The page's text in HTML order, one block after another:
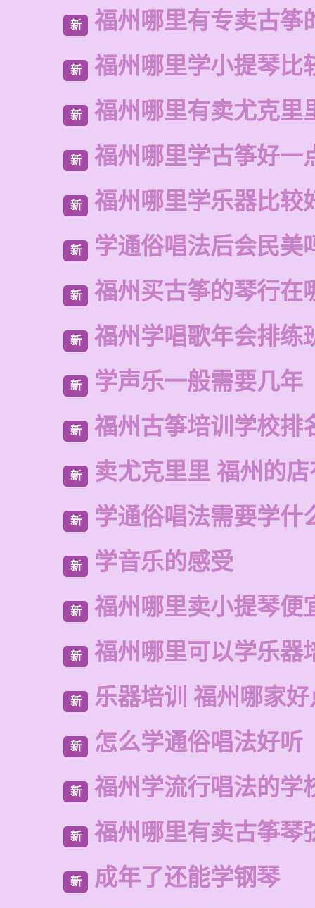
新 福州哪里有专卖古筝
新 福州哪里学小提琴比
新 福州哪里有卖尤克里
新 福州哪里学古筝好一
新 福州哪里学乐器比较
新 学通俗唱法后会民美
新 福州买古筝的琴行在
新 福州学唱歌年会排练
新 学声乐一般需要几年
新 福州古筝培训学校排
新 卖尤克里里 福州的
新 学通俗唱法需要学什
新 学音乐的感受
新 福州哪里卖小提琴便
新 福州哪里可以学乐器
新 乐器培训 福州哪家
新 怎么学通俗唱法好听
新 福州学流行唱法的学
新 福州哪里有卖古筝琴
新 成年了还能学钢琴